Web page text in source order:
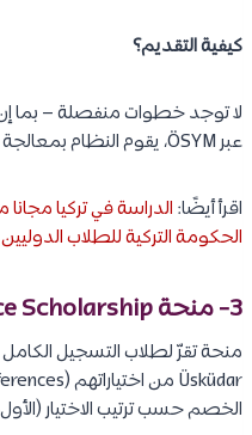
كيفية التقديم؟
لا توجد خطوات منفصلة – بما
عبر ÖSYM، يقوم النظام بمعالجة الخصم تلقائيًا عند التسجيل.
اقرأ أيضًا: الدراسة في تركيا
الحكومة التركية للطلاب الدوليين
3- منحة Preference Scholarship:
الخصم حسب ترتيب الاختيار (الأول،